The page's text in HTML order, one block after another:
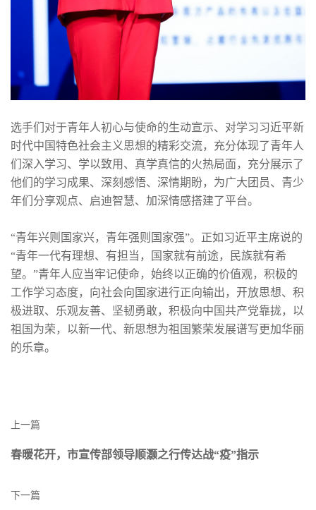
选手们对于青年人初心与使命的生动宣示、对学习习近平新
时代中国特色社会主义思想的精彩交流，充分体现了青年人
们深入学习、学以致用、真学真信的火热局面，充分展示了
他们的学习成果、深刻感悟、深情期盼，为广大团员、青少
年们分享观点、启迪智慧、加深情感搭建了平台。
“青年兴则国家兴，青年强则国家强”。正如习近平主席说的
“青年一代有理想、有担当，国家就有前途，民族就有希
望。”青年人应当牢记使命，始终以正确的价值观，积极的
工作学习态度，向社会向国家进行正向输出，开放思想、积
极进取、乐观友善、坚韧勇敢，积极向中国共产党靠拢，以
祖国为荣，以新一代、新思想为祖国繁荣发展谱写更加华丽
的乐章。
上一篇
春暖花开，市宣传部领导顺灏之行传达战“疫”指示
下一篇